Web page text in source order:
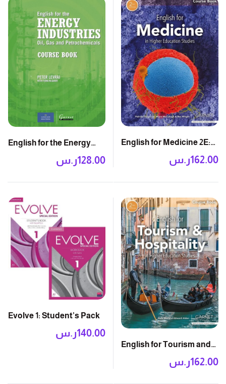
English for Medicine 2E:
ر.س162.00
English for the Energy
Industries: Course Book
ر.س128.00
English for Tourism and
Hospitality 2E: Course
ر.س162.00
Evolve 1: Student’s Pack
ر.س140.00